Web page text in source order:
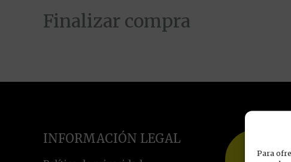
Para
Finalizar compra
INFORMACIÓN LEGAL